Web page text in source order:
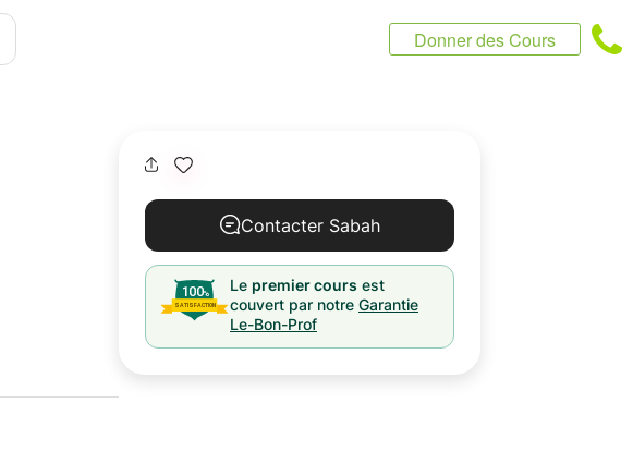
Donner des Cours
Contacter Sabah
Le premier cours est
couvert par notre Garantie
Le-Bon-Prof